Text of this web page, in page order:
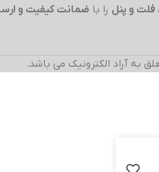
را با ضمانت کیفیت و
به آراد الکترونیک می باشد.